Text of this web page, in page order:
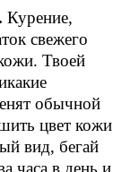
Курение,
свежего
Твоей
обычной
цвет кожи
вид, бегай
часа в день и